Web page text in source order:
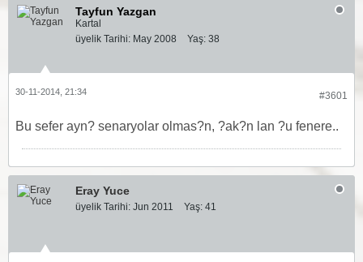
Tayfun Yazgan
Kartal
üyelik Tarihi: May 2008 Yaş: 38
#3601
30-11-2014, 21:34
Bu sefer ayn? senaryolar olmas?n, ?ak?n lan ?u fenere..
Eray Yuce
üyelik Tarihi: Jun 2011 Yaş: 41